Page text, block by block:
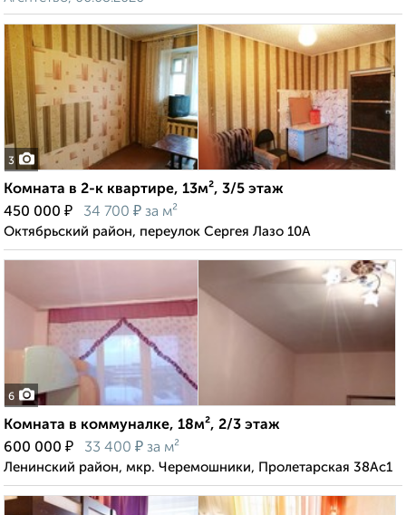
3
Комната в 2-к квартире, 13м², 3/5 этаж
450 000 ₽ 34 700 ₽ за м²
Октябрьский район, переулок Сергея Лазо 10А
6
Комната в коммуналке, 18м², 2/3 этаж
600 000 ₽ 33 400 ₽ за м²
Ленинский район, мкр. Черемошники, Пролетарская 38Ас1